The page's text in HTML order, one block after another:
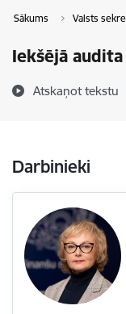
Sākums Valsts
Iekšējā
Atskaņot tekstu
Darbinieki